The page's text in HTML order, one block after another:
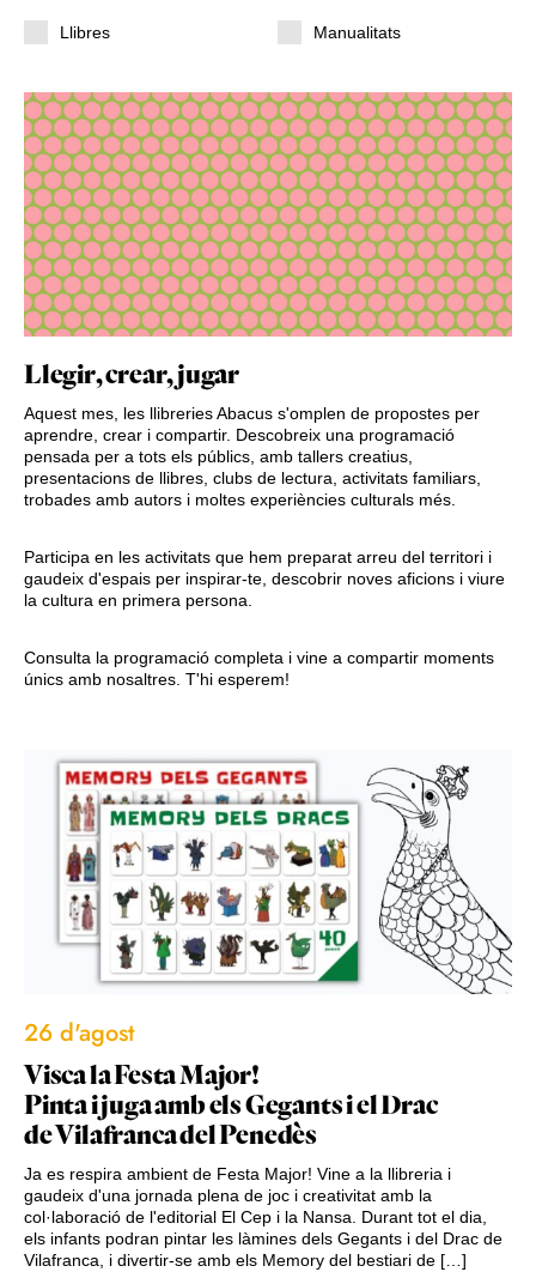
Llegir, crear, jugar
Aquest mes, les llibreries Abacus s'omplen de propostes per
aprendre, crear i compartir. Descobreix una programació
pensada per a tots els públics, amb tallers creatius,
presentacions de llibres, clubs de lectura, activitats familiars,
trobades amb autors i moltes experiències culturals més.
Participa en les activitats que hem preparat arreu del territori i
gaudeix d'espais per inspirar-te, descobrir noves aficions i viure
la cultura en primera persona.
Consulta la programació completa i vine a compartir moments
únics amb nosaltres. T'hi esperem!
26 d'agost
Visca la Festa Major!
Pinta i juga amb els Gegants i el Drac
de Vilafranca del Penedès
Ja es respira ambient de Festa Major! Vine a la llibreria i
gaudeix d'una jornada plena de joc i creativitat amb la
col·laboració de l'editorial El Cep i la Nansa. Durant tot el dia,
els infants podran pintar les làmines dels Gegants i del Drac de
Vilafranca, i divertir-se amb els Memory del bestiari de […]
Llibres Manualitats